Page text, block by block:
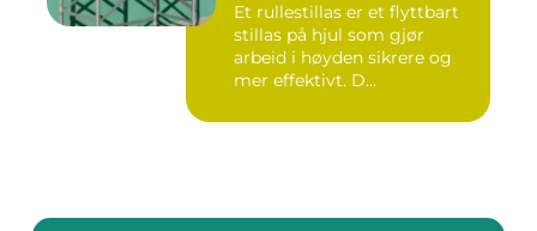
Et rullestillas er et flyttbart
stillas på hjul som gjør
arbeid i høyden sikrere og
mer effektivt. D...